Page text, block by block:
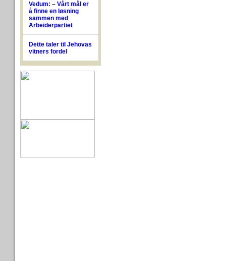
Vedum: – Vårt mål er
å finne en løsning
sammen med
Arbeiderpartiet
Dette taler til Jehovas
vitners fordel